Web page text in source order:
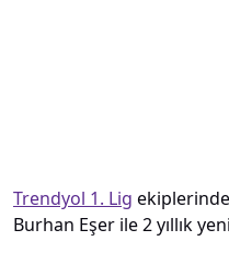
Trendyol 1. Lig
Burhan Eşer ile 2 yıllık